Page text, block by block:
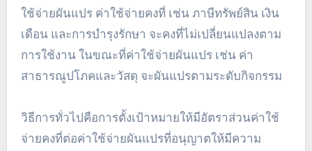
ใช้จ่ายผันแปร ค่าใช้จ่ายคงที่ เช่น ภาษีทรัพย์สิน เงิน
เดือน และการบำรุงรักษา จะคงที่ไม่เปลี่ยนแปลงตาม
การใช้งาน ในขณะที่ค่าใช้จ่ายผันแปร เช่น ค่า
สาธารณูปโภคและวัสดุ จะผันแปรตามระดับกิจกรรม
วิธีการทั่วไปคือการตั้งเป้าหมายให้มีอัตราส่วนค่าใช้
จ่ายคงที่ต่อค่าใช้จ่ายผันแปรที่อนุญาตให้มีความ